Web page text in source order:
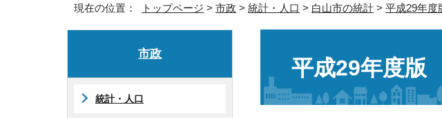
現在の位置： トップページ > 市政 > 統計・人口 > 白山市の統計 > 平成29年
平成29年度
市政
統計・人口